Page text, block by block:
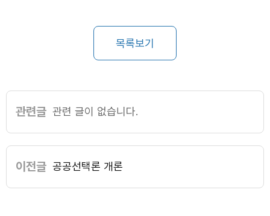
목록보기
관련글 관련 글이 없습니다.
이전글 공공선택론 개론